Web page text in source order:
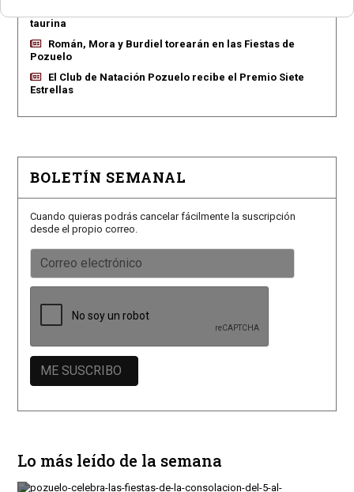
taurina
Román, Mora y Burdiel torearán en las Fiestas de
Pozuelo
El Club de Natación Pozuelo recibe el Premio Siete
Estrellas
BOLETÍN SEMANAL
Cuando quieras podrás cancelar fácilmente la suscripción
desde el propio correo.
Lo más leído de la semana